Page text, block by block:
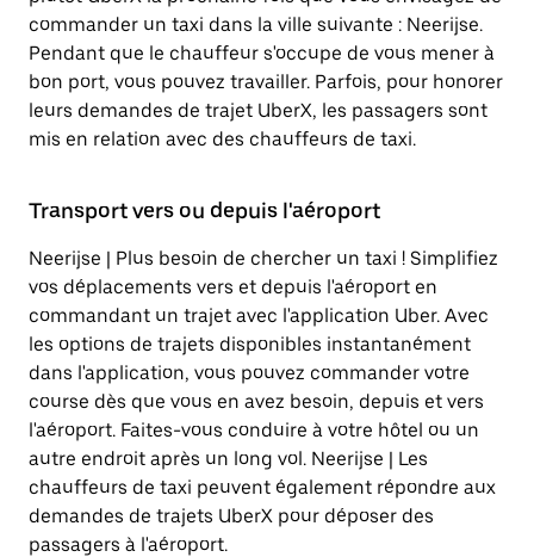
commander un taxi dans la ville suivante : Neerijse.
Pendant que le chauffeur s'occupe de vous mener à
bon port, vous pouvez travailler. Parfois, pour honorer
leurs demandes de trajet UberX, les passagers sont
mis en relation avec des chauffeurs de taxi.
Transport vers ou depuis l'aéroport
Neerijse | Plus besoin de chercher un taxi ! Simplifiez
vos déplacements vers et depuis l'aéroport en
commandant un trajet avec l'application Uber. Avec
les options de trajets disponibles instantanément
dans l'application, vous pouvez commander votre
course dès que vous en avez besoin, depuis et vers
l'aéroport. Faites-vous conduire à votre hôtel ou un
autre endroit après un long vol. Neerijse | Les
chauffeurs de taxi peuvent également répondre aux
demandes de trajets UberX pour déposer des
passagers à l'aéroport.